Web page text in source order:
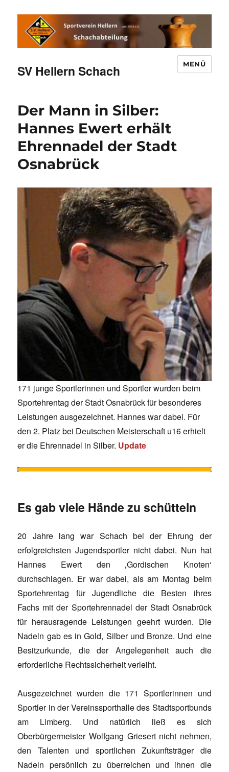
SV Hellern Schach MENÜ
Der Mann in Silber:
Hannes Ewert erhält
Ehrennadel der Stadt
Osnabrück
171 junge Sportlerinnen und Sportler wurden beim
Sportehrentag der Stadt Osnabrück für besonderes
Leistungen ausgezeichnet. Hannes war dabei. Für
den 2. Platz bei Deutschen Meisterschaft u16 erhielt
er die Ehrennadel in Silber. Update
Es gab viele Hände zu schütteln
20 Jahre lang war Schach bei der Ehrung der
erfolgreichsten Jugendsportler nicht dabei. Nun hat
Hannes Ewert den ‚Gordischen Knoten‘
durchschlagen. Er war dabei, als am Montag beim
Sportehrentag für Jugendliche die Besten ihres
Fachs mit der Sportehrennadel der Stadt Osnabrück
für herausragende Leistungen geehrt wurden. Die
Nadeln gab es in Gold, Silber und Bronze. Und eine
Besitzurkunde, die der Angelegenheit auch die
erforderliche Rechtssicherheit verleiht.
Ausgezeichnet wurden die 171 Sportlerinnen und
Sportler in der Vereinssporthalle des Stadtsportbunds
am Limberg. Und natürlich ließ es sich
Oberbürgermeister Wolfgang Griesert nicht nehmen,
den Talenten und sportlichen Zukunftsträger die
Nadeln persönlich zu überreichen und ihnen die